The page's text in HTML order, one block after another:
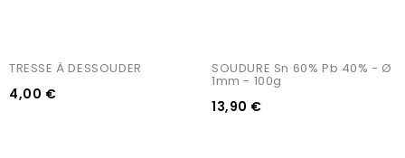
TRESSE À DESSOUDER
4,00 €
SOUDURE Sn 60% Pb 40% - Ø
1mm - 100g
13,90 €